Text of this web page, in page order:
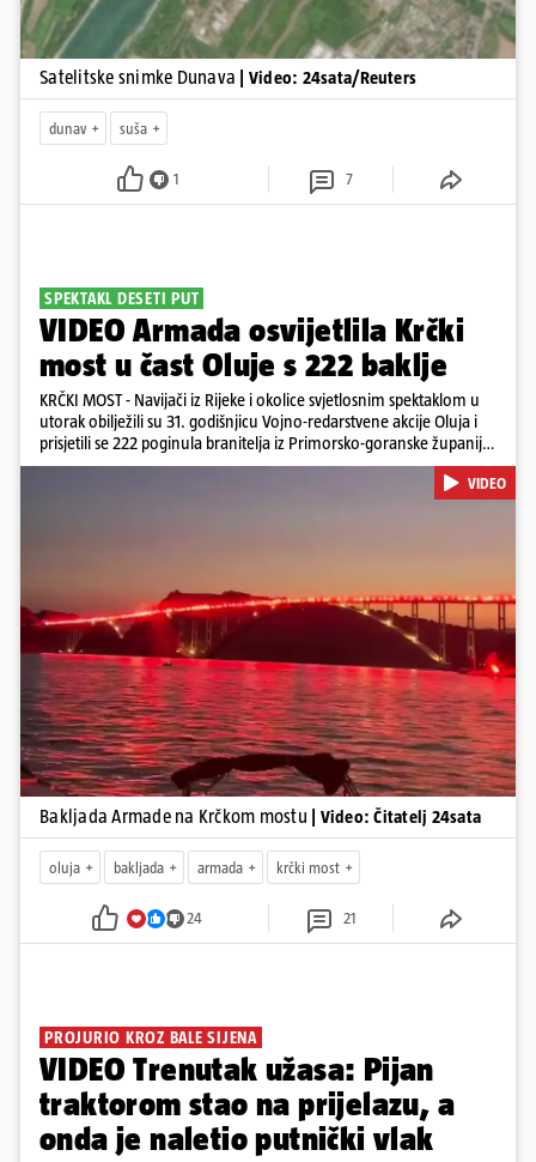
Satelitske snimke Dunava | Video: 24sata/Reuters
dunav suša
1 7
SPEKTAKL DESETI PUT
VIDEO Armada osvijetlila Krčki
most u čast Oluje s 222 baklje
KRČKI MOST - Navijači iz Rijeke i okolice svjetlosnim spektaklom u
utorak obilježili su 31. godišnjicu Vojno-redarstvene akcije Oluja i
prisjetili se 222 poginula branitelja iz Primorsko-goranske županije.
Bakljadu su priredili desetu godinu zaredom, a gledali su je s kopna
Pokretanje videa...
VIDEO
Bakljada Armade na Krčkom mostu | Video: Čitatelj 24sata
oluja bakljada armada krčki most
24 21
PROJURIO KROZ BALE SIJENA
VIDEO Trenutak užasa: Pijan
traktorom stao na prijelazu, a
onda je naletio putnički vlak